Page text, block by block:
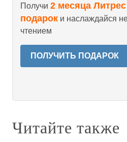
Получи 2 месяца
подарок и наслаждайся
чтением
ПОЛУЧИТЬ ПОДАРОК
Читайте также